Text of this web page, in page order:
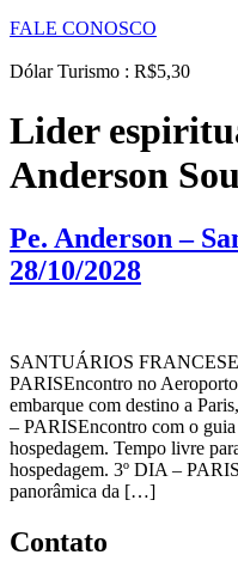
FALE CONOSCO
Dólar Turismo : R$5,30
Lider
Anderson
Pe. Anderson –
28/10/2028
SANTUÁRIOS
PARISEncontro no
embarque com destino a
– PARISEncontro com o
hospedagem. Tempo livre
hospedagem. 3º DIA –
panorâmica da […]
Contato